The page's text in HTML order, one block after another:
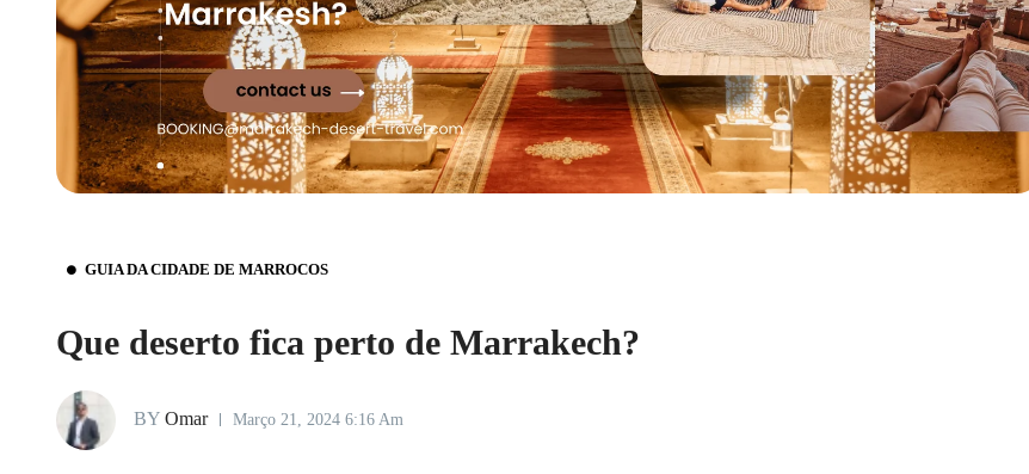
GUIA DA CIDADE DE MARROCOS
Que deserto fica perto de Marrakech?
BY Omar Março 21, 2024 6:16 Am